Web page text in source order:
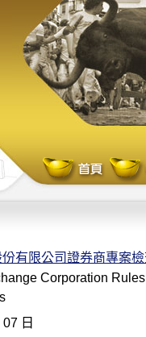
有限公司證券商專案
Corporation
日